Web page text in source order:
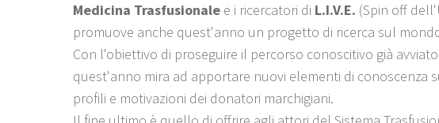
Medicina Trasfusionale e i ricercatori di L.I.V.E. (Spin off
promuove anche quest'anno un progetto di ricerca sul
Con l'obiettivo di proseguire il percorso conoscitivo già
quest'anno mira ad apportare nuovi elementi di
profili e motivazioni dei donatori marchigiani.